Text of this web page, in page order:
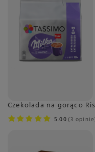
Czekolada na gorąco
5.00 3 opinie